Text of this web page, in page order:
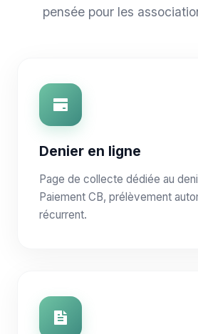
pensée pour les
Denier en ligne
Page de collecte dédiée au
Paiement CB, prélèvement
récurrent.